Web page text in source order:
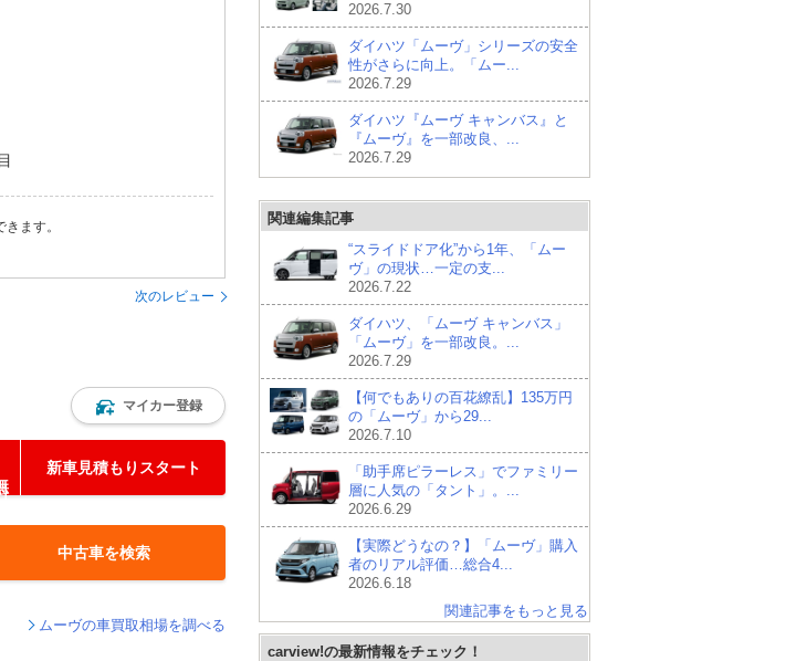
ます。
次のレビュー
マイカー登録
新車見積もりスタート
中古車を検索
ムーヴの車買取相場を調べる
2026.7.30
ダイハツ「ムーヴ」シリーズの安全
性がさらに向上。「ムー...
2026.7.29
ダイハツ『ムーヴ キャンバス』と
『ムーヴ』を一部改良、...
2026.7.29
関連編集記事
“スライドドア化”から1年、「ムー
ヴ」の現状…一定の支...
2026.7.22
ダイハツ、「ムーヴ キャンバス」
「ムーヴ」を一部改良。...
2026.7.29
【何でもありの百花繚乱】135万円
の「ムーヴ」から29...
2026.7.10
「助手席ピラーレス」でファミリー
層に人気の「タント」。...
2026.6.29
【実際どうなの？】「ムーヴ」購入
者のリアル評価…総合4...
2026.6.18
関連記事をもっと見る
carview!の最新情報をチェック！